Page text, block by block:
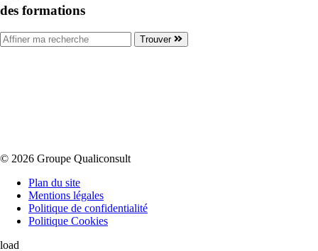
des formations
Trouver
© 2026 Groupe Qualiconsult
Plan du site
Mentions légales
Politique de confidentialité
Politique Cookies
load